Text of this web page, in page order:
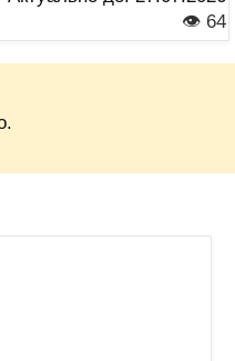
👁 64